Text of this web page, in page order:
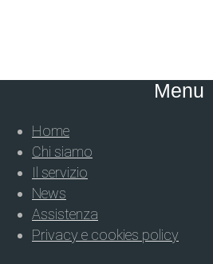
Menu
Home
Chi siamo
Il servizio
News
Assistenza
Privacy e cookies policy